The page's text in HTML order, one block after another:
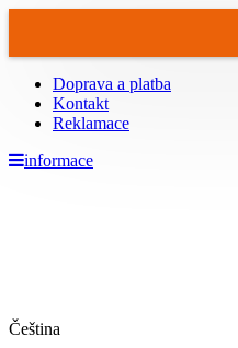
Doprava a platba
Kontakt
Reklamace
informace
Čeština